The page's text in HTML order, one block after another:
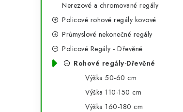
Nerezové a chromované regály
Policové rohové regály kovové
Průmyslové nekonečné regály
Policové Regály - Dřevěné
Rohové regály-Dřevěné
Výška 50-60 cm
Výška 110-150 cm
Výška 160-180 cm